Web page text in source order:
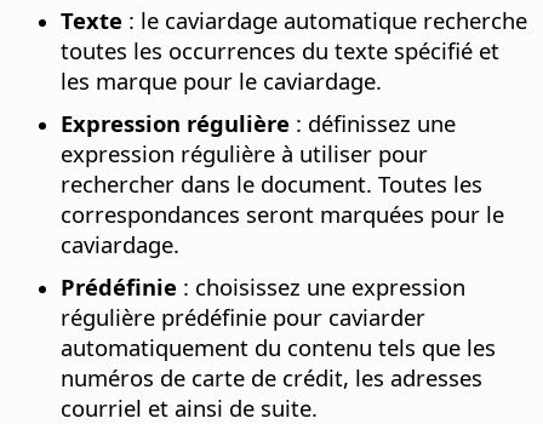
Texte : le caviardage automatique recherche
toutes les occurrences du texte spécifié et
les marque pour le caviardage.
Expression régulière : définissez une
expression régulière à utiliser pour
rechercher dans le document. Toutes les
correspondances seront marquées pour le
caviardage.
Prédéfinie : choisissez une expression
régulière prédéfinie pour caviarder
automatiquement du contenu tels que les
numéros de carte de crédit, les adresses
courriel et ainsi de suite.